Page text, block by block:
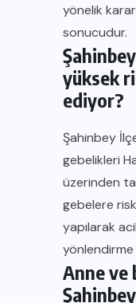
yönelik
sonucudur.
yüksek
ediyor?
Şahinbey
gebelikleri
üzerinden
gebelere
yapılarak
yönlendirme
Anne ve